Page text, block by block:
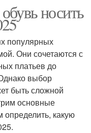
носить
популярных
Они сочетаются с
платьев до
выбор
быть сложной
основные
какую